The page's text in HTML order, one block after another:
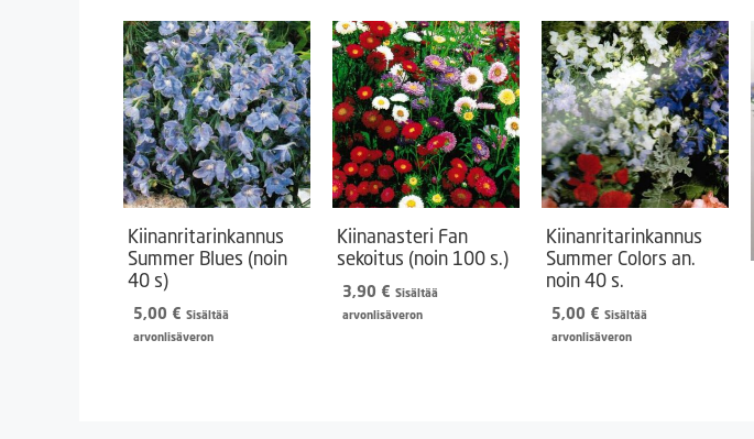
Kiinanritarinkannus
Summer Blues (noin
40 s)
5,00 € Sisältää
arvonlisäveron
Kiinanasteri Fan
sekoitus (noin 100 s.)
3,90 € Sisältää
arvonlisäveron
Kiinanritarinkannus
Summer Colors an.
noin 40 s.
5,00 € Sisältää
arvonlisäveron